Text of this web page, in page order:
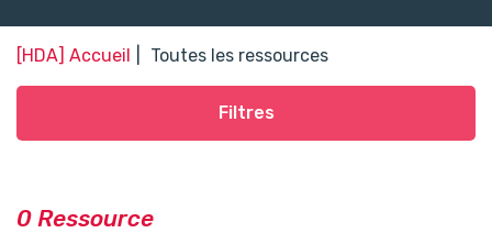
[HDA] Accueil Toutes les ressources
Filtres
0 Ressource